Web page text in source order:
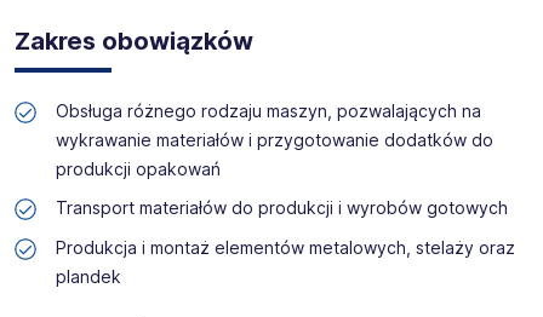
o ponad 70-letnim doświadczeniu, działająca w 82
krajach. Na polskim rynku jesteśmy od 2001 roku i obecnie
posiadamy prawie 35 oddziałów w całym kraju. Naszym
celem jest otwieranie przed kandydatami nowych
możliwości, pomoc w znalezieniu pracy odpowiadającej
ich kwalifikacjom i doświadczeniu. Więcej informacji na
temat Manpower znajduje się na www.manpower.pl
zyskać profesjonalne doradztwo i wymarzoną pracę!
Zakres obowiązków
Obsługa różnego rodzaju maszyn, pozwalających na
wykrawanie materiałów i przygotowanie dodatków do
produkcji opakowań
Transport materiałów do produkcji i wyrobów gotowych
Produkcja i montaż elementów metalowych, stelaży oraz
plandek